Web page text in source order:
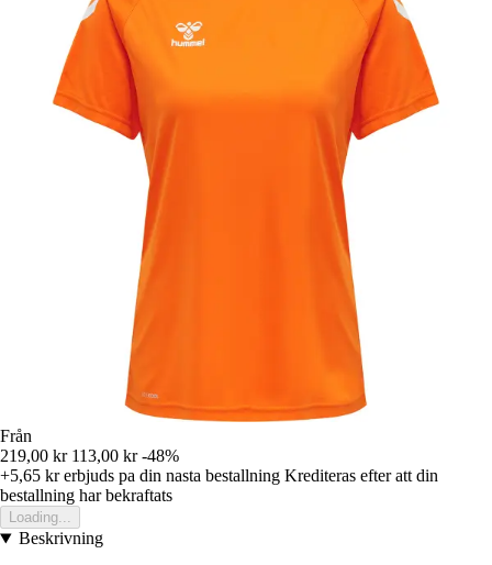
Från
219,00 kr 113,00 kr -48%
+5,65 krerbjuds pa din nasta bestallning Krediteras efter att din
bestallning har bekraftats
Loading...
Beskrivning